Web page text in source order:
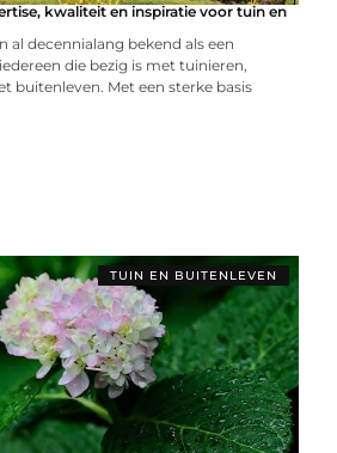
kwaliteit en inspiratie voor tuin en
al decennialang bekend als een
die bezig is met tuinieren,
buitenleven. Met een sterke basis
TUIN EN BUITENLEVEN